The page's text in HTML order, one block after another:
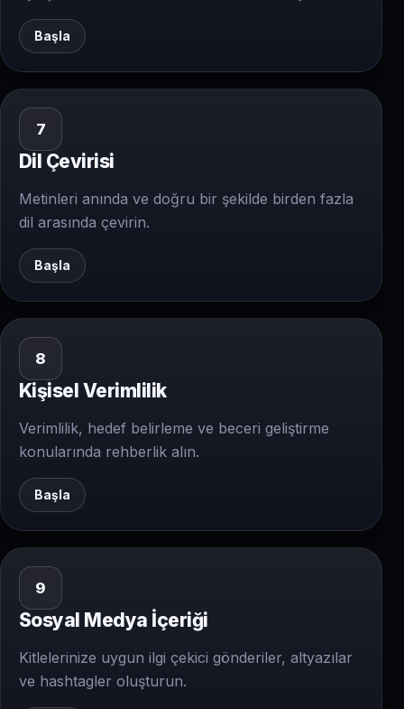
Başla
7
Dil Çevirisi
Metinleri anında ve doğru bir şekilde birden fazla
dil arasında çevirin.
Başla
8
Kişisel Verimlilik
Verimlilik, hedef belirleme ve beceri geliştirme
konularında rehberlik alın.
Başla
9
Sosyal Medya İçeriği
Kitlelerinize uygun ilgi çekici gönderiler, altyazılar
ve hashtagler oluşturun.